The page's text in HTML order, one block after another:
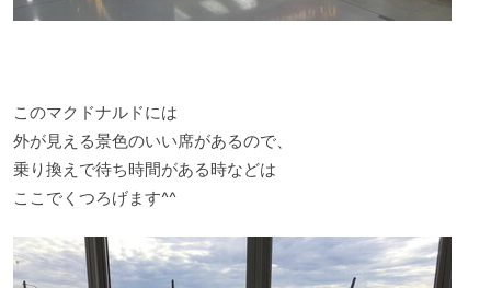
このマクドナルドには
外が見える景色のいい席があるので、
乗り換えで待ち時間がある時などは
ここでくつろげます^^